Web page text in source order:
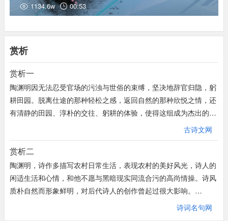
久在樊笼里，复得返自然。
久困于樊笼里毫无自由，我今日总算又归返林山。
(15)暧暧（ài）：昏暗，模糊。
(17)墟里：村落。
(18)户庭：门庭。
(19)尘杂：尘俗杂事。
(20)虚室：空室。
(21)余闲：闲暇。
(22)樊（fán）笼：蓄鸟工具，这里比喻官场生活。樊，藩篱，栅
栏。
1134.6w 00:53
赏析
赏析一
陶渊明因无法忍受官场的污浊与世俗的束缚，坚决地辞官归隐，躬
耕田园。脱离仕途的那种轻松之感，返回自然的那种欣悦之情，还
有清静的田园、淳朴的交往、躬耕的体验，使得这组成为杰出的田
这组诗生动地描写了诗人归隐后的生活和感受，抒发了作者辞官归
隐后的愉快心情和乡居乐趣，从而表现了他对田园生活的热爱，表
现出劳动者的喜悦；同时又隐含了对官场黑暗腐败的生活的厌恶之
感，表现了作者不愿同流合污，为保持完整的人格和高尚的情操而
甘受田间生活的艰辛。组诗集中体现了陶渊明追求自由、安于清
古诗文网
赏析二
陶渊明，诗作多描写农村日常生活，表现农村的美好风光，诗人的
闲适生活和心情，和他不愿与黑暗现实同流合污的高尚情操。诗风
质朴自然而形象鲜明，对后代诗人的创作曾起过很大影响。
此诗为组诗《归园田居》第一首，写辞职归田的愉快心情和乡居自
诗词名句网